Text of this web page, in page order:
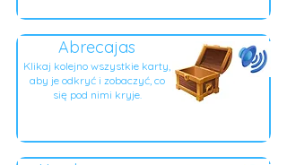
Abrecajas
Klikaj kolejno wszystkie karty,
aby je odkryć i zobaczyć, co
się pod nimi kryje.